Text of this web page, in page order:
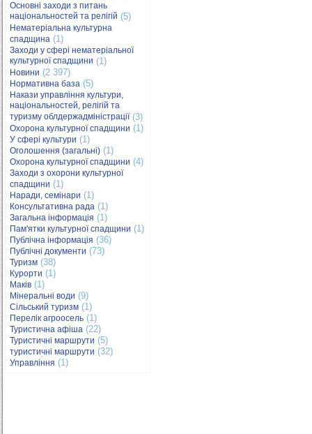
Основні заходи з питань
національностей та релігій (5)
Нематеріальна культурна
спадщина (1)
Заходи у сфері нематеріальної
культурної спадщини (1)
Новини (2 397)
Нормативна база (5)
Накази управління культури,
національностей, релігій та
туризму облдержадміністрації(3)
Охорона культурної спадщини (1)
У сфері культури (1)
Оголошення (загальні) (1)
Охорона культурної спадщини (4)
Заходи з охорони культурної
спадщини (1)
Наради, семінари (1)
Консультативна рада (1)
Загальна інформація (1)
Пам'ятки культурної спадщини (1)
Публічна інформація (36)
Публічні документи (73)
Туризм (38)
Курорти (1)
Маків (1)
Мінеральні води (9)
Сільський туризм (1)
Перелік агроосель (1)
Туристична афіша (22)
Туристичні маршрути (5)
туристичні маршрути (32)
Управління (1)